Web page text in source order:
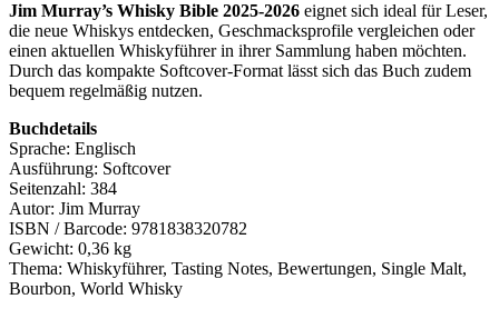
Jim Murray’s Whisky Bible 2025-2026 eignet sich ideal für Leser,
die neue Whiskys entdecken, Geschmacksprofile vergleichen oder
einen aktuellen Whiskyführer in ihrer Sammlung haben möchten.
Durch das kompakte Softcover-Format lässt sich das Buch zudem
bequem regelmäßig nutzen.
Buchdetails
Sprache: Englisch
Ausführung: Softcover
Seitenzahl: 384
Autor: Jim Murray
ISBN / Barcode: 9781838320782
Gewicht: 0,36 kg
Thema: Whiskyführer, Tasting Notes, Bewertungen, Single Malt,
Bourbon, World Whisky